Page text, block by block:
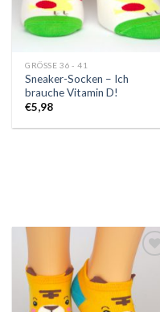
GRÖSSE 36 - 41
Sneaker-Socken – Ich
brauche Vitamin D!
€5,98
die
Wunschliste